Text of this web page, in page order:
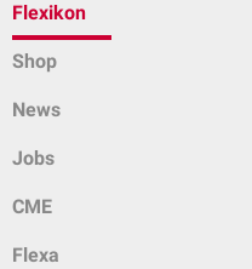
Flexikon
Shop
News
Jobs
CME
Flexa